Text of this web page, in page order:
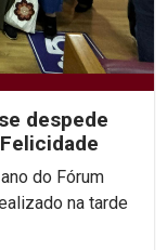
despede
do Fórum
na tarde